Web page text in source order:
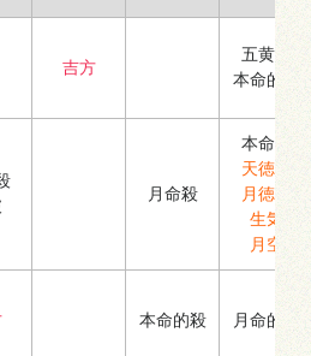
吉方
五黄殺
本命的殺
月命殺
本命殺
天徳合
月徳合
生気
月空
本命的殺 月命的殺